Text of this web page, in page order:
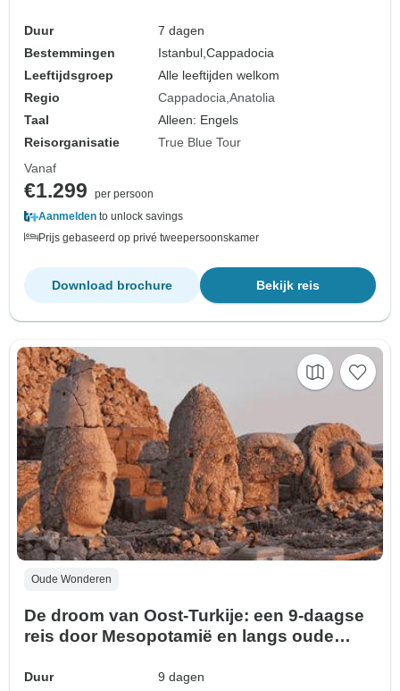
Duur
7 dagen
Bestemmingen
Istanbul,Cappadocia
Leeftijdsgroep
Alle leeftijden welkom
Regio
Cappadocia Anatolia
Taal
Alleen: Engels
Reisorganisatie
True Blue Tour
Vanaf
€1.299
per persoon
Aanmelden to unlock savings
Prijs gebaseerd op privé tweepersoonskamer
Bekijk reis
Download brochure
Oude Wonderen
De droom van Oost-Turkije: een 9-daagse
reis door Mesopotamië en langs oude
Duur
9 dagen